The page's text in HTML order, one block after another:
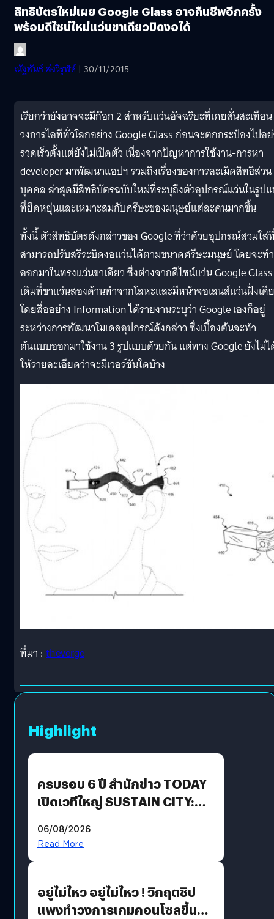
สิทธิบัตรใหม่เผย Google Glass อาจคืนชีพอีกครั้ง
พร้อมดีไซน์ใหม่แว่นขาเดียวบิดงอได้
ณัฐพันธ์ ส่งวิรุฬห์ | 30/11/2015
เรียกว่ายังอาจจะมีก๊อก 2 สำหรับแว่นอัจฉริยะที่เคยสั่นสะเทือน
วงการไอทีทั่วโลกอย่าง Google Glass ก่อนจะตกกระป๋องไปอ
รวดเร็วตั้งแต่ยังไม่เปิดตัว เนื่องจากปัญหาการใช้งาน-การหา
developer มาพัฒนาแอปฯ รวมถึงเรื่องของการละเมิดสิทธิส่วน
บุคคล ล่าสุดมีสิทธิบัตรฉบับใหม่ที่ระบุถึงตัวอุปกรณ์แว่นในรูป
ที่ยืดหยุ่นและเหมาะสมกับศรีษะของมนุษย์แต่ละคนมากขึ้น
ทั้งนี้ ตัวสิทธิบัตรดังกล่าวของ Google ที่ว่าด้วยอุปกรณ์สวมใส่
สามารถปรับสรีระบิดงอแว่นได้ตามขนาดศรีษะมนุษย์ โดยจะทำ
ออกมาในทรงแว่นขาเดียว ซึ่งต่างจากดีไซน์แว่น Google Glass
เดิมที่ขาแว่นสองด้านทำจากโลหะและมีหน้าจอเลนส์แว่นฝั่งเดี
โดยสื่ออย่าง Information ได้รายงานระบุว่า Google เองก็อยู่
ระหว่างการพัฒนาโมเดลอุปกรณ์ดังกล่าว ซึ่งเบื้องต้นจะทำ
ต้นแบบออกมาใช้งาน 3 รูปแบบด้วยกัน แต่ทาง Google ยังไม่
ให้รายละเอียดว่าจะมีเวอร์ชันใดบ้าง
ที่มา : theverge
Highlight
ครบรอบ 6 ปี สำนักข่าว TODAY
เปิดเวทีใหญ่ SUSTAIN CITY:
แนวทางปรับตัวสู่เศรษฐกิจสี
06/08/2026
Read More
อยู่ไม่ไหว อยู่ไม่ไหว ! วิกฤตชิป
แพงทำวงการเกมคอนโซลขึ้น